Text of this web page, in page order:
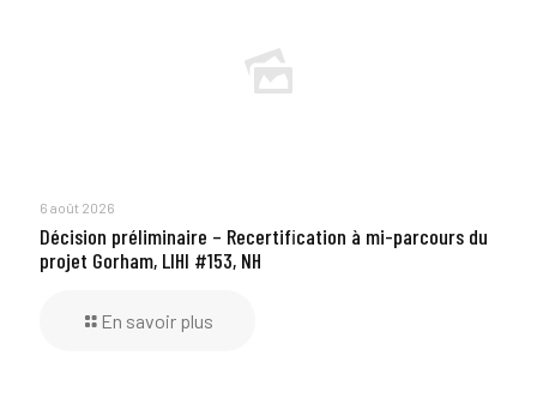
6 août 2026
Décision préliminaire – Recertification à mi-parcours du
projet Gorham, LIHI #153, NH
En savoir plus